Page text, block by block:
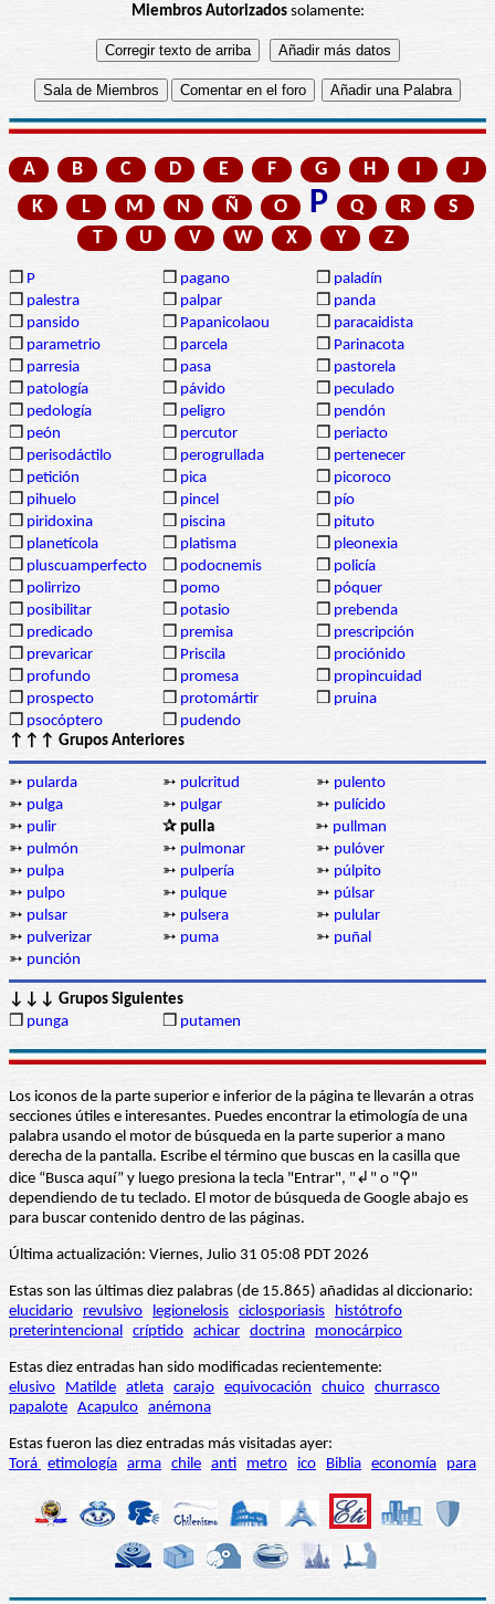
Miembros Autorizadossolamente:
A B C D E F G H I
J
K
L M N Ñ O P Q R
S
T
U V W X Y Z
❒ P ❒ pagano ❒ paladín
❒ palestra ❒ palpar ❒ panda
❒ pansido ❒ Papanicolaou ❒ paracaidista
❒ parametrio ❒ parcela ❒ Parinacota
❒ parresia ❒ pasa ❒ pastorela
❒ patología ❒ pávido ❒ peculado
❒ pedología ❒ peligro ❒ pendón
❒ peón ❒ percutor ❒ periacto
❒ perisodáctilo ❒ perogrullada ❒ pertenecer
❒ petición ❒ pica ❒ picoroco
❒ pihuelo ❒ pincel ❒ pío
❒ piridoxina ❒ piscina ❒ pituto
❒ planetícola ❒ platisma ❒ pleonexia
❒ pluscuamperfecto ❒ podocnemis ❒ policía
❒ polirrizo ❒ pomo ❒ póquer
❒ posibilitar ❒ potasio ❒ prebenda
❒ predicado ❒ premisa ❒ prescripción
❒ prevaricar ❒ Priscila ❒ prociónido
❒ profundo ❒ promesa ❒ propincuidad
❒ prospecto ❒ protomártir ❒ pruina
❒ psocóptero ❒ pudendo
↑↑↑ Grupos Anteriores
➳ pularda ➳ pulcritud ➳ pulento
➳ pulga ➳ pulgar ➳ pulícido
➳ pulir ✰ pulla ➳ pullman
➳ pulmón ➳ pulmonar ➳ pulóver
➳ pulpa ➳ pulpería ➳ púlpito
➳ pulpo ➳ pulque ➳ púlsar
➳ pulsar ➳ pulsera ➳ pulular
➳ pulverizar ➳ puma ➳ puñal
➳ punción
↓↓↓ Grupos Siguientes
❒ punga ❒ putamen
Los iconos de la parte superior e inferior de la página te llevarán a otras
secciones útiles e interesantes. Puedes encontrar la etimología de una
palabra usando el motor de búsqueda en la parte superior a mano
derecha de la pantalla. Escribe el término que buscas en la casilla que
dice “Busca aquí” y luego presiona la tecla "Entrar", "↲" o "⚲"
dependiendo de tu teclado. El motor de búsqueda de Google abajo es
para buscar contenido dentro de las páginas.
Última actualización: Viernes, Julio 31 05:08 PDT 2026
Estas son las últimas diez palabras (de 15.865) añadidas al diccionario:
elucidario
revulsivo legionelosis ciclosporiasis
histótrofo
preterintencional críptido achicar doctrina monocárpico
Estas diez entradas han sido modificadas recientemente:
elusivo
Matilde atleta carajo equivocación chuico churrasco
papalote Acapulco anémona
Estas fueron las diez entradas más visitadas ayer:
Torá etimología arma chile anti metro ico Biblia economía para